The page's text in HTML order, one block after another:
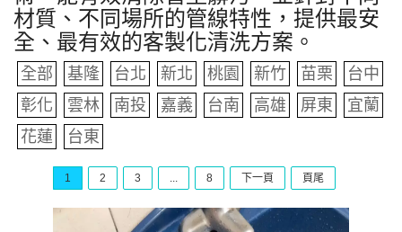
材質、不同場所的管線特性，提供最安
全、最有效的客製化清洗方案。
全部 基隆 台北 新北 桃園 新竹 苗栗
台中
彰化
雲林 南投 嘉義 台南 高雄 屏東
宜蘭
花蓮
台東
1 2 3 ... 8 下一頁 頁尾